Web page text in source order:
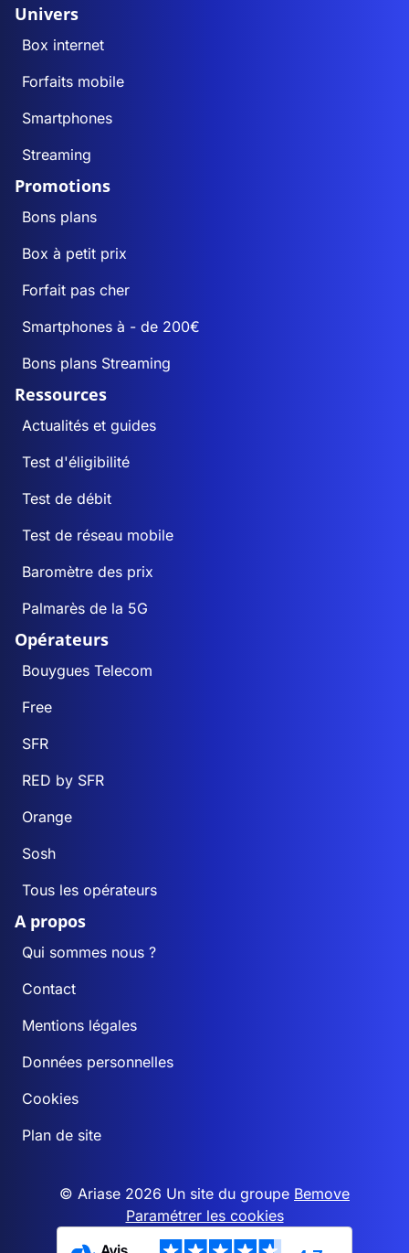
Univers
Box internet
Forfaits mobile
Smartphones
Streaming
Promotions
Bons plans
Box à petit prix
Forfait pas cher
Smartphones à - de 200€
Bons plans Streaming
Ressources
Actualités et guides
Test d'éligibilité
Test de débit
Test de réseau mobile
Baromètre des prix
Palmarès de la 5G
Opérateurs
Bouygues Telecom
Free
SFR
RED by SFR
Orange
Sosh
Tous les opérateurs
A propos
Qui sommes nous ?
Contact
Mentions légales
Données personnelles
Cookies
Plan de site
© Ariase 2026 Un site du groupe Bemove
Paramétrer les cookies